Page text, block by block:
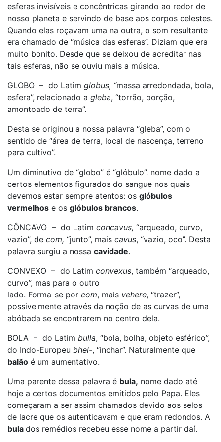
esferas invisíveis e concêntricas girando ao redor de
nosso planeta e servindo de base aos corpos celestes.
Quando elas roçavam uma na outra, o som resultante
era chamado de “música das esferas”. Diziam que era
muito bonito. Desde que se deixou de acreditar nas
tais esferas, não se ouviu mais a música.
GLOBO – do Latim globus, “massa arredondada, bola,
esfera”, relacionado a gleba, “torrão, porção,
amontoado de terra”.
Desta se originou a nossa palavra “gleba”, com o
sentido de “área de terra, local de nascença, terreno
para cultivo”.
Um diminutivo de “globo” é “glóbulo”, nome dado a
certos elementos figurados do sangue nos quais
devemos estar sempre atentos: os glóbulos
vermelhos e os glóbulos brancos.
CÔNCAVO – do Latim concavus, “arqueado, curvo,
vazio”, de com, “junto”, mais cavus, “vazio, oco”. Desta
palavra surgiu a nossa cavidade.
CONVEXO – do Latim convexus, também “arqueado,
curvo”, mas para o outro
lado. Forma-se por com, mais vehere, “trazer”,
possivelmente através da noção de as curvas de uma
abóbada se encontrarem no centro dela.
BOLA – do Latim bulla, “bola, bolha, objeto esférico”,
do Indo-Europeu bhel-, “inchar”. Naturalmente que
balão é um aumentativo.
Uma parente dessa palavra é bula, nome dado até
hoje a certos documentos emitidos pelo Papa. Eles
começaram a ser assim chamados devido aos selos
de lacre que os autenticavam e que eram redondos. A
bula dos remédios recebeu esse nome a partir daí.